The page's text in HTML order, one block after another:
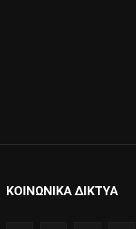
ΚΟΙΝΩΝΙΚΑ ΔΙΚΤΥΑ